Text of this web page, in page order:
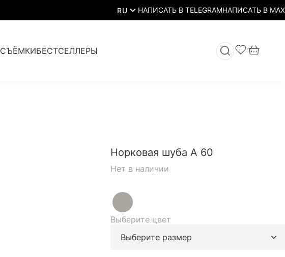
RU
СЪЁМКИБЕСТСЕЛЛЕРЫ
Норковая шуба А 60
Нет в наличии
Выберите цвет
Выберите размер